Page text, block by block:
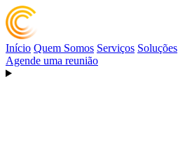
Início Quem Somos Serviços Soluções
Agende uma reunião